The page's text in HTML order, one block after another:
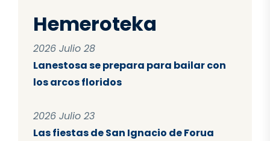
Hemeroteka
2026 Julio 28
Lanestosa se prepara para bailar con
los arcos floridos
2026 Julio 23
Las fiestas de San Ignacio de Forua